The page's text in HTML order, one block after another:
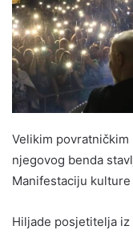
Velikim povratničkim
njegovog benda
Manifestaciju kulture
Hiljade posjetitelja